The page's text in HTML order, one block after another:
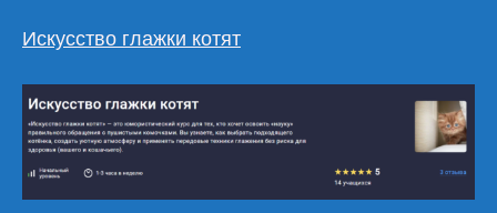
Искусство глажки котят